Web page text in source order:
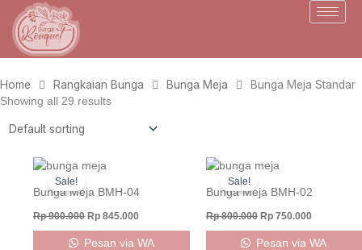
content
Home Rangkaian Bunga Bunga Meja Bunga Meja Standar
Showing all 29 results
Sale!
Bunga Meja BMH-04
Rp900.000
Original
was:
Rp 900.000.
Rp 845.000
Pesan via WA
Sale!
Bunga Meja BMH-02
Rp800.000
Original
was:
Rp 800.000.
Rp750.000
is:
Pesan via WA